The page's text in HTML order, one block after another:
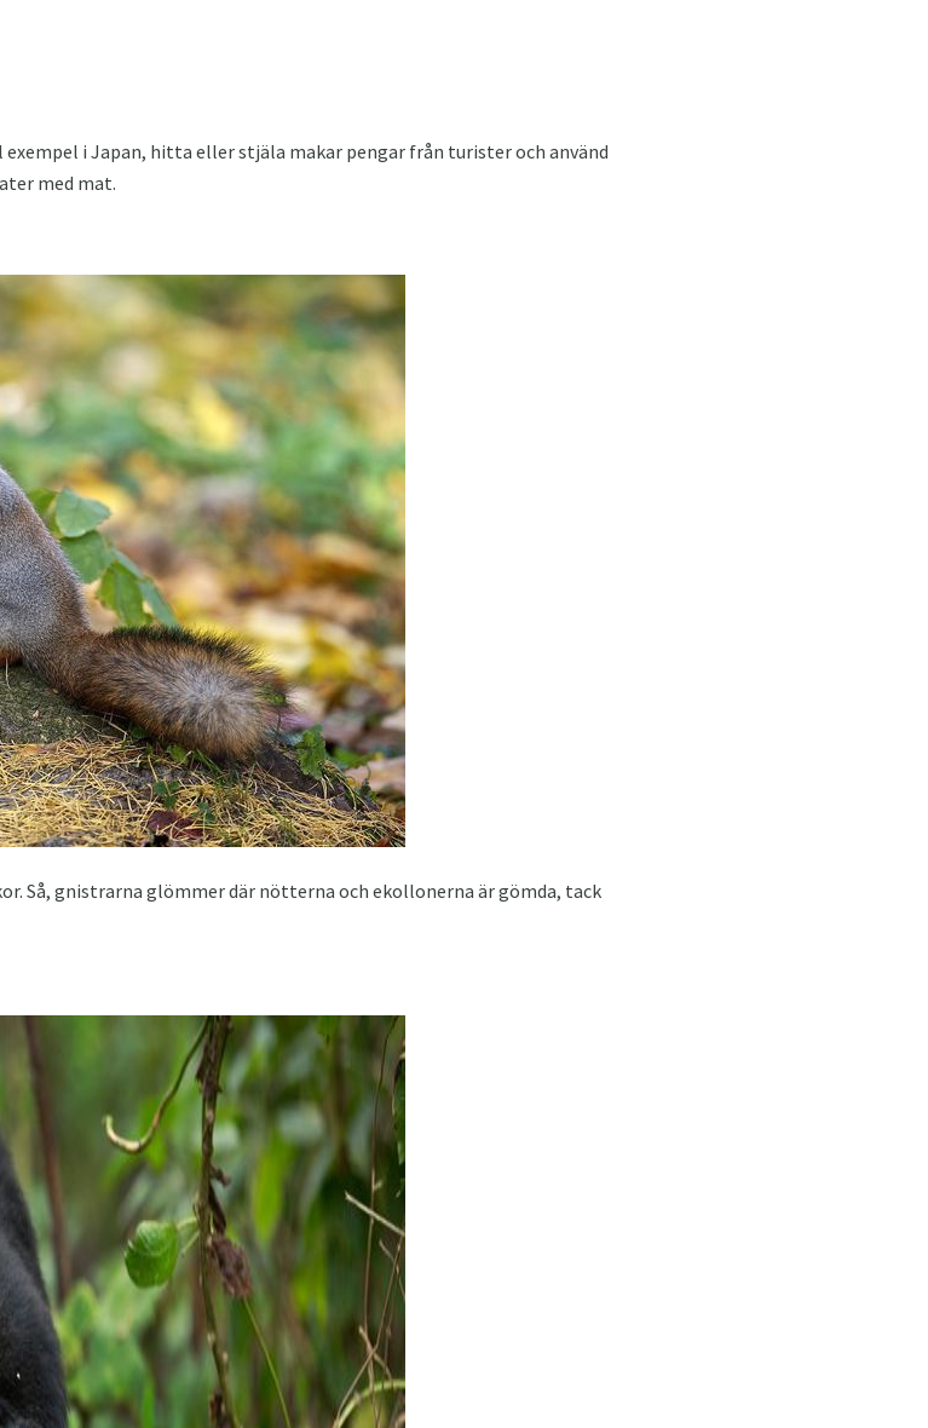
i Japan, hitta eller stjäla makar pengar från turister och använd
med mat.
Så, gnistrarna glömmer där nötterna och ekollonerna är gömda, tack